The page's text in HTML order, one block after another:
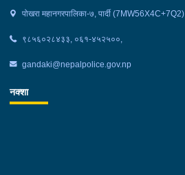
पोखरा महानगरपालिका-७, पार्दी (7MW56X4C+7Q2)
९८५६०२८४३३, ०६१-४५२५००,
gandaki@nepalpolice.gov.np
नक्शा